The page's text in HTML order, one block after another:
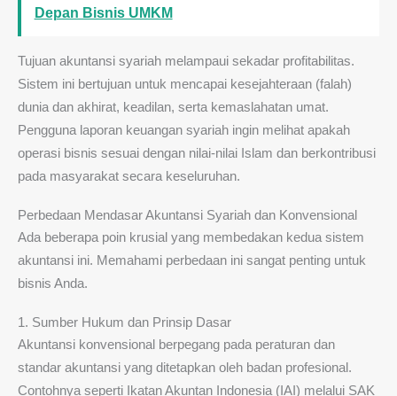
Depan Bisnis UMKM
Tujuan akuntansi syariah melampaui sekadar profitabilitas.
Sistem ini bertujuan untuk mencapai kesejahteraan (falah)
dunia dan akhirat, keadilan, serta kemaslahatan umat.
Pengguna laporan keuangan syariah ingin melihat apakah
operasi bisnis sesuai dengan nilai-nilai Islam dan berkontribusi
pada masyarakat secara keseluruhan.
Perbedaan Mendasar Akuntansi Syariah dan Konvensional
Ada beberapa poin krusial yang membedakan kedua sistem
akuntansi ini. Memahami perbedaan ini sangat penting untuk
bisnis Anda.
1. Sumber Hukum dan Prinsip Dasar
Akuntansi konvensional berpegang pada peraturan dan
standar akuntansi yang ditetapkan oleh badan profesional.
Contohnya seperti Ikatan Akuntan Indonesia (IAI) melalui SAK